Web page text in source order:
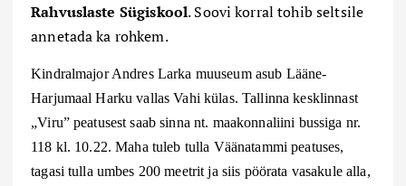
Rahvuslaste Sügiskool. Soovi korral tohib seltsile
annetada ka rohkem.
Kindralmajor Andres Larka muuseum asub Lääne-
Harjumaal Harku vallas Vahi külas. Tallinna kesklinnast
„Viru” peatusest saab sinna nt. maakonnaliini bussiga nr.
118 kl. 10.22. Maha tuleb tulla Väänatammi peatuses,
tagasi tulla umbes 200 meetrit ja siis pöörata vasakule alla,